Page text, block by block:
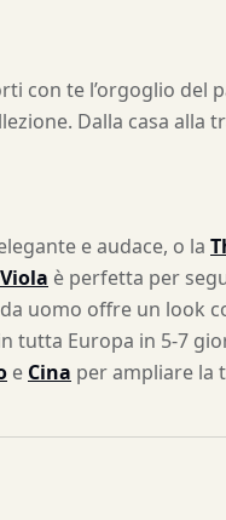
con te l’orgoglio del
Dalla casa alla
e audace, o la
è perfetta per
uomo offre un look
tutta Europa in 5-7
e Cina per ampliare la